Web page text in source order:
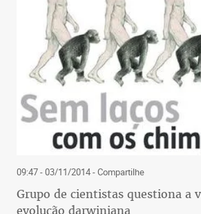
09:47 - 03/11/2014- Compartilhe
Grupo de cientistas questiona a
evolução darwiniana